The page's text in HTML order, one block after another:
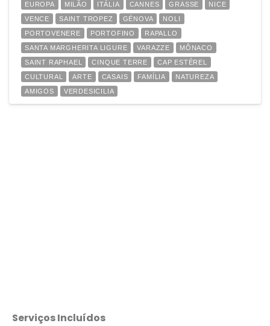
EUROPA MILÃO ITÁLIA CANNES GRASSE
NICE
VENCE
SAINT TROPEZ GÉNOVA
NOLI
PORTOVENERE
PORTOFINO
RAPALLO
SANTA MARGHERITA LIGURE
VARAZZE
MÔNACO
SAINT RAPHAEL
CINQUE TERRE
CAP ESTÉREL
CULTURAL
ARTE CASAIS FAMÍLIA
NATUREZA
AMIGOS
VERDESICILIA
Serviços Incluídos